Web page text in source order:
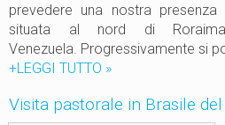
l
e
r
r
prevedere una nostra
situata al nord di
Venezuela. Progressivamente si
+LEGGI TUTTO P
o
»
Visita pastorale in Brasile